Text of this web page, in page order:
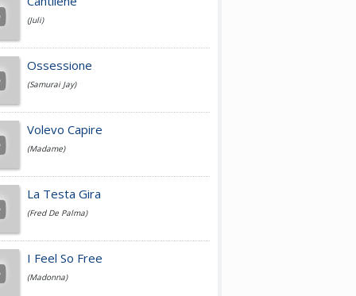
Cesare Cremonini
Jovanotti
Fedez
Simone Cristicchi
(Juli)
Ossessione
(Samurai Jay)
Volevo Capire
(Madame)
La Testa Gira
(Fred De Palma)
I Feel So Free
(Madonna)